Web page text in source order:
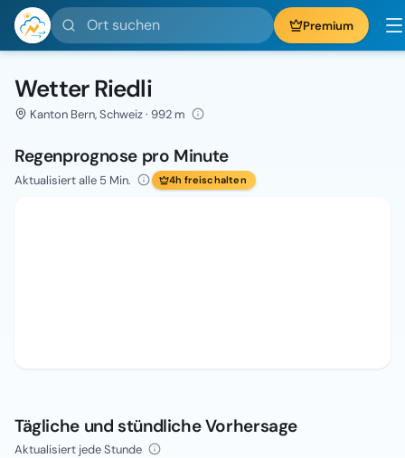
Ort suchen Premium
Wetter Riedli
Kanton Bern, Schweiz · 992 m
Regenprognose pro Minute
Aktualisiert alle 5 Min. 4h freischalten
Tägliche und stündliche Vorhersage
Aktualisiert jede Stunde